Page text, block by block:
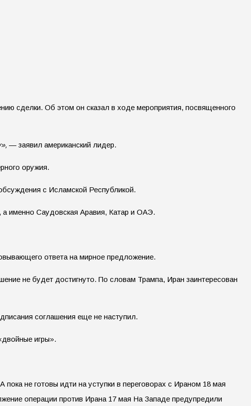
сделки. Об этом он сказал в ходе мероприятия, посвященного
— заявил американский лидер.
оружия.
с Исламской Республикой.
а именно Саудовская Аравия, Катар и ОАЭ.
ответа на мирное предложение.
не будет достигнуто. По словам Трампа, Иран заинтересован
соглашения еще не наступил.
игры».
не готовы идти на уступки в переговорах с Ираном 18 мая
операции против Ирана 17 мая На Западе предупредили